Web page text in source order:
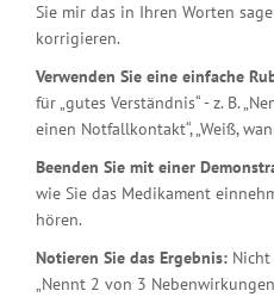
Sie mir das in Ihren Worten
korrigieren.
Verwenden Sie eine einfache
für „gutes Verständnis“ - z. B.
einen Notfallkontakt“, „Weiß,
Beenden Sie mit einer
wie Sie das Medikament
hören.
Notieren Sie das Ergebnis: Nicht
„Nennt 2 von 3